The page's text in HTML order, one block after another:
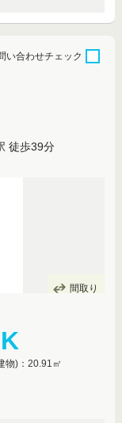
徒歩39分
い合わせチェック
間取り
物)：20.91㎡